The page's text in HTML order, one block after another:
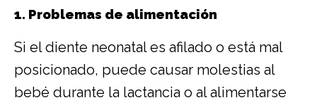
1. Problemas de alimentación
Si el diente neonatal es afilado o está mal
posicionado, puede causar molestias al
bebé durante la lactancia o al alimentarse